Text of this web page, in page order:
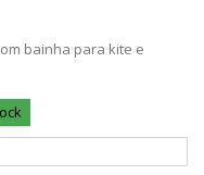
bainha para kite e